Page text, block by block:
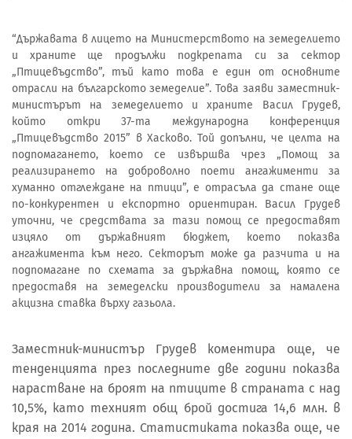
“Държавата в лицето на Министерството на земеделието
и храните ще продължи подкрепата си за сектор
„Птицевъдство”, тъй като това е един от основните
отрасли на българското земеделие”. Това заяви заместник-
министърът на земеделието и храните Васил Грудев,
който откри 37-та международна конференция
„Птицевъдство 2015” в Хасково. Той допълни, че целта на
подпомагането, което се извършва чрез „Помощ за
реализирането на доброволно поети ангажименти за
хуманно отглеждане на птици”, е отрасъла да стане още
по-конкурентен и експортно ориентиран. Васил Грудев
уточни, че средствата за тази помощ се предоставят
изцяло от държавният бюджет, което показва
ангажимента към него. Секторът може да разчита и на
подпомагане по схемата за държавна помощ, която се
предоставя на земеделски производители за намалена
акцизна ставка върху газьола.
Заместник-министър Грудев коментира още, че
тенденцията през последните две години показва
нарастване на броят на птиците в страната с над
10,5%, като техният общ брой достига 14,6 млн. в
края на 2014 година. Статистиката показва още, че